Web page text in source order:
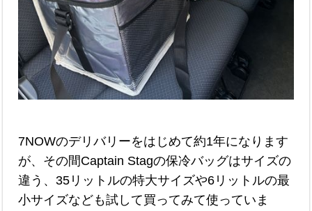
7NOWのデリバリーをはじめて約1年になります
が、その間Captain Stagの保冷バッグはサイズの
違う、35リットルの特大サイズや6リットルの最
小サイズなども試して買ってみて使っていま